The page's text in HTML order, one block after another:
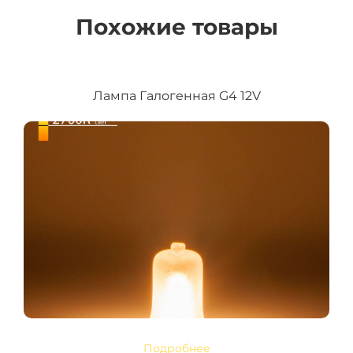
Похожие товары
Лампа Галогенная G4 12V
Подробнее